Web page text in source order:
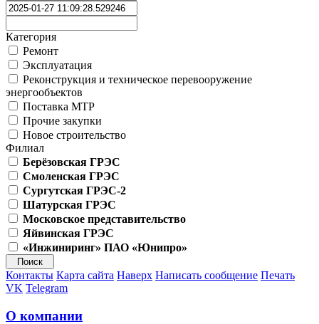
Категория
Ремонт
Эксплуатация
Реконструкция и техническое перевооружение
энергообъектов
Поставка МТР
Прочие закупки
Новое строительство
Филиал
Берёзовская ГРЭС
Смоленская ГРЭС
Сургутская ГРЭС-2
Шатурская ГРЭС
Московское представительство
Яйвинская ГРЭС
«Инжиниринг» ПАО «Юнипро»
Контакты Карта сайта Наверх Написать сообщение Печать
VK Telegram
О компании